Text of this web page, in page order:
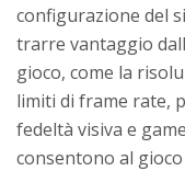
configurazione del
trarre vantaggio
gioco, come la
limiti di frame rate,
fedeltà visiva e
consentono al